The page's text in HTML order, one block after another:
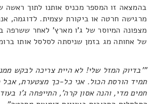
בהמצאה זו המספר מכניס אותנו לתוך ראשה
מרגישה חרטה או ביקורת עצמית. לדוגמה,
מצפונה המיוסר של ג'ו מארץ' לאחר ששרפה
של אחותה מג בזמן שניסתה לסלסל אותו
"'בדיוק המזל שלי! לא היית צריכה לבקש
תמיד הורסת הכול. אני כל-כך מצטערת, אבל
חמים מדי,והנה אסון קרה', התייפחה ג'ו